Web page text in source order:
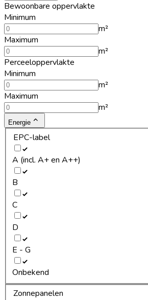
Bewoonbare oppervlakte
Minimum
m²
Maximum
m²
Perceeloppervlakte
Minimum
m²
Maximum
m²
Energie
EPC-label
A (incl. A+ en A++)
B
C
D
E - G
Onbekend
Zonnepanelen